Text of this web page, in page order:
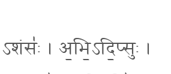
। अ॒भि॒ऽदि॒प्सुः ।